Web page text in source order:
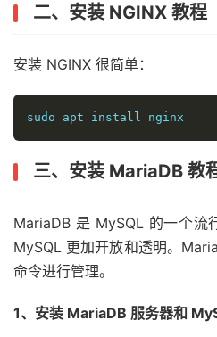
二、安装 NGINX 教程
安装 NGINX 很简单：
sudo apt install nginx
三、安装 MariaDB 教
MariaDB 是 MySQL 的一个流
MySQL 更加开放和透明。
命令进行管理。
1、安装 MariaDB 服务器和